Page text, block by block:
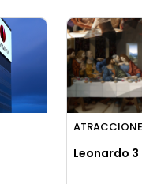
Leonardo 3